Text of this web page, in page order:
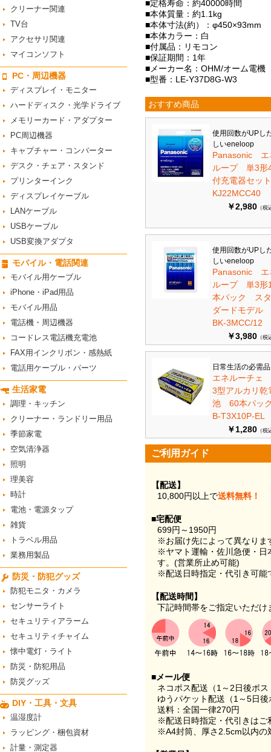
クリーナー関連
TV台
アクセサリ関連
マイコンソフト
PC・周辺機器
ディスプレイ・モニター
ハードディスク・光学ドライブ
メモリーカード・アダプター
PC周辺機器
キャプチャー・コンバーター
デスク・チェア・スタンド
プリンターインク
ディスプレイケーブル
LANケーブル
USBケーブル
USB変換アダプタ
モバイル・電話関連
モバイル用ケーブル
iPhone・iPad用品
モバイル用品
電話機・周辺機器
コードレス電話機充電池
FAX用インクリボン・感熱紙
電話用ケーブル・パーツ
生活家電
調理・キッチン
クリーナー・ランドリー用品
季節家電
空気清浄器
照明
理美容
時計
電池・電源タップ
雑貨
トラベル用品
業務用製品
防災・防犯グッズ
防犯モニタ・カメラ
センサーライト
セキュリティアラーム
セキュリティチャイム
懐中電灯・ライト
防災・防犯用品
防災グッズ
DIY・工具・文具
温湿度計
ラッピング・梱包資材
計量・測定器
■定格寿命：約40000時間
■本体質量：約1.1kg
■本体寸法(約）：φ450×93mm
■本体カラー：白
■付属品：リモコン
■保証期間：1年
■メーカー名：OHM/オーム電機
■型番：LE-Y37D8G-W3
おすすめ商品
使用回数がUPし
しいeneloop
Panasonic エ
ループ 単3形
付充電器セッ
KJ22MCC40
￥2,980 （税
使用回数がUPし
しいeneloop
Panasonic エ
ループ 単3形
本パック ス
ダードモデル
BK-3MCC/12
￥3,980 （税
日常生活の必需
エネルーチェ
3型アルカリ乾
池 60本パ
B-T3X10P-EL
￥1,280 （税
ご利用ガイド
【配送】
10,800円以上で送料無料！
■宅配便
699円～1950円
※お届け先によって異なりま
※ヤマト運輸・佐川急便・日
す。(営業所止め可能)
※配送日時指定・代引き可能
【配送時間】
下記時間帯をご指定いただけ
■メール便
ネコポス配送（1～2日後ポ
ゆうパケット配送（1～5日
送料：全国一律270円
※配送日時指定・代引きはご
※A4封筒、厚さ2.5cm以内の